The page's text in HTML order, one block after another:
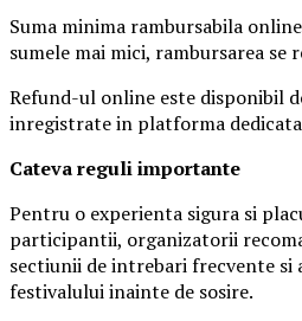
Suma minima rambursabila
sumele mai mici, rambursarea se
Refund-ul online este disponibil
inregistrate in platforma
Cateva reguli importante
Pentru o experienta sigura si
participantii, organizatorii
sectiunii de intrebari frecvente si
festivalului inainte de sosire.